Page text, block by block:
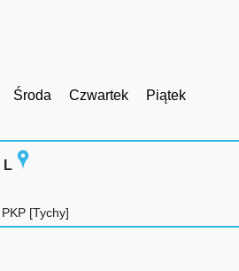
Środa Czwartek
Piątek
L
[Tychy]